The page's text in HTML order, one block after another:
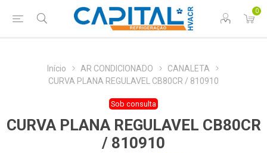
0
Início AR CONDICIONADO
CANALETA
CURVA PLANA REGULAVEL CB80CR / 810910
Sob consulta
CURVA PLANA REGULAVEL CB80CR
/ 810910